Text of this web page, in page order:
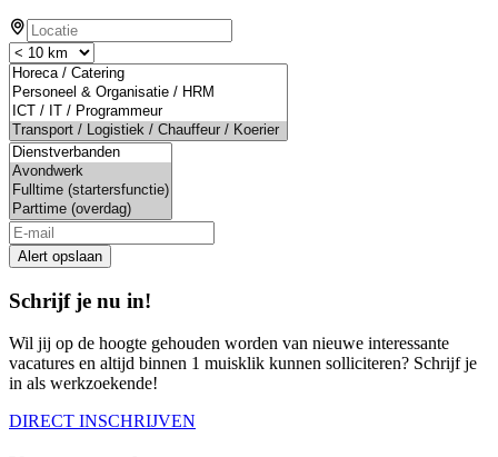
Alert opslaan
Schrijf je nu in!
Wil jij op de hoogte gehouden worden van nieuwe interessante
vacatures en altijd binnen 1 muisklik kunnen solliciteren? Schrijf je
in als werkzoekende!
DIRECT INSCHRIJVEN